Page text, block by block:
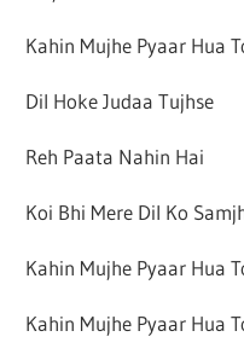
Kahin Mujhe Pyaar Hua
Dil Hoke Judaa Tujhse
Reh Paata Nahin Hai
Koi Bhi Mere Dil Ko
Kahin Mujhe Pyaar Hua
Kahin Mujhe Pyaar Hua